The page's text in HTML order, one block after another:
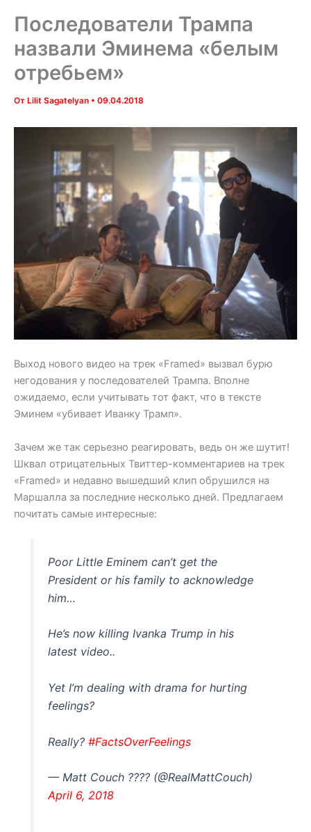
Последователи Трампа
назвали Эминема «белым
отребьем»
От Lilit Sagatelyan • 09.04.2018
Выход нового видео на трек «Framed» вызвал бурю
негодования у последователей Трампа. Вполне
ожидаемо, если учитывать тот факт, что в тексте
Эминем «убивает Иванку Трамп».
Зачем же так серьезно реагировать, ведь он же шутит!
Шквал отрицательных Твиттер-комментариев на трек
«Framed» и недавно вышедший клип обрушился на
Маршалла за последние несколько дней. Предлагаем
почитать самые интересные:
Poor Little Eminem can’t get the
President or his family to acknowledge
him…
He’s now killing Ivanka Trump in his
latest video..
Yet I’m dealing with drama for hurting
feelings?
Really?#FactsOverFeelings
— Matt Couch ???? (@RealMattCouch)
April 6, 2018